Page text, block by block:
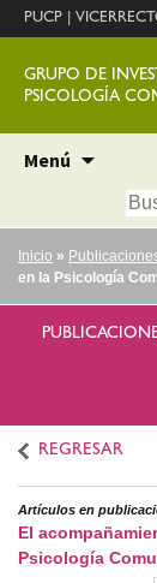
PUCP
GRUPO DE
PSICOLOGÍA
Menú
Inicio »
en la Psicología
REGRESAR
Artículos en
El
Psicología